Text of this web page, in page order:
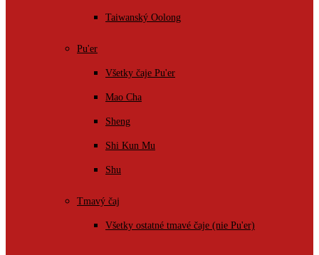
Taiwanský Oolong
Pu'er
Všetky čaje Pu'er
Mao Cha
Sheng
Shi Kun Mu
Shu
Tmavý čaj
Všetky ostatné tmavé čaje (nie Pu'er)